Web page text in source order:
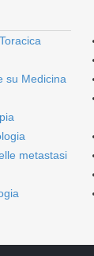
su Medicina
metastasi